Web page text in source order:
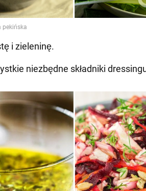
i zieleninę.
niezbędne składniki